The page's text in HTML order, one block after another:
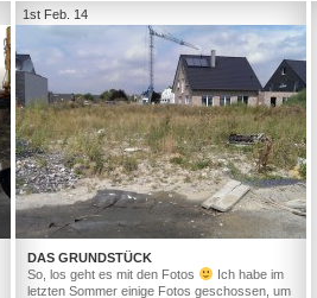
1st Feb. 14
DAS GRUNDSTÜCK
So, los geht es mit den Fotos
Ich habe im
letzten Sommer einige Fotos geschossen, um